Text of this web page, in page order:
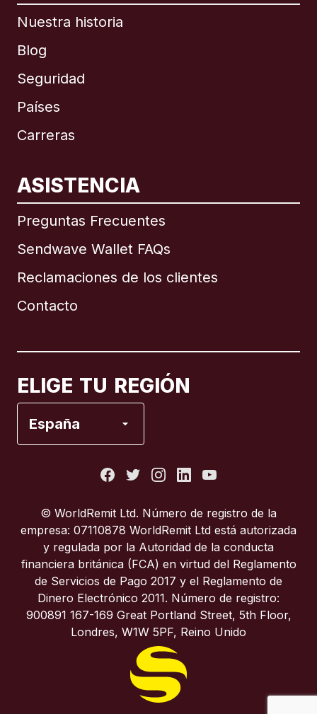
Nuestra historia
Blog
Seguridad
Países
Carreras
ASISTENCIA
Preguntas Frecuentes
Sendwave Wallet FAQs
Reclamaciones de los clientes
Contacto
ELIGE TU REGIÓN
España
Internacional English
Brasil
Italia
Portugal
Reino Unido
© WorldRemit Ltd. Número de registro de la
empresa: 07110878 WorldRemit Ltd está autorizada
y regulada por la Autoridad de la conducta
financiera británica (FCA) en virtud del Reglamento
de Servicios de Pago 2017 y el Reglamento de
Dinero Electrónico 2011. Número de registro:
900891 167-169 Great Portland Street, 5th Floor,
Londres, W1W 5PF, Reino Unido